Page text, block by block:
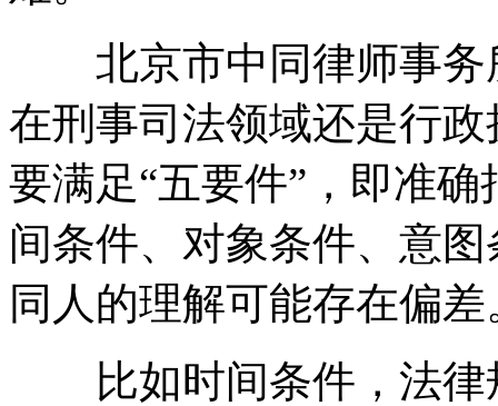
北京市中同律师事务
在刑事司法领域还是行
要满足“五要件”，即准
间条件、对象条件、意
同人的理解可能存在偏差
比如时间条件，法律